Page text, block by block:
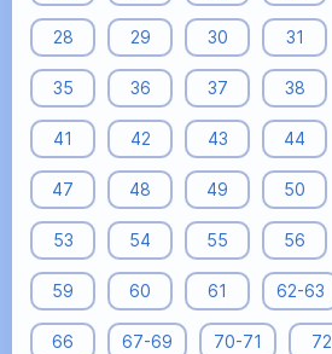
28 29 30 31
35 36 37 38
41 42 43 44
47 48 49 50
53 54 55 56
59 60 61 62-63
66 67-69 70-71 72